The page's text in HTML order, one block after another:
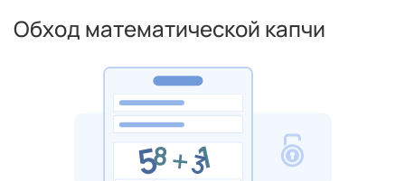
Обход математической капчи